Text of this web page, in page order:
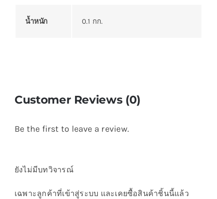
น้ำหนัก 0.1 กก.
Customer Reviews (0)
Be the first to leave a review.
ยังไม่มีบทวิจารณ์
เฉพาะลูกค้าที่เข้าสู่ระบบ และเคยซื้อสินค้าชิ้นนี้แล้ว